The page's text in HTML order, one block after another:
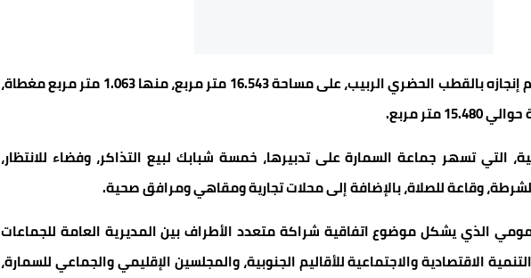
وأقيم هذا المشروع الذي تم إنجازه بالقطب الحضري الربيب، على مساحة 16.543 متر مربع، منها 1.063 متر مربع مغطاة،
متر مربع.
التي تسهر جماعة السمارة على تدبيرها، خمسة شبابك لبيع التذاكر، وفضاء للانتظار،
وقاعة للصلاة، بالإضافة إلى محلات تجارية ومقاهي ومرافق صحية.
الذي يشكل موضوع اتفاقية شراكة متعدد الأطراف بين المديرية العامة للجماعات
الاقتصادية والاجتماعية للأقاليم الجنوبية، والمجلسين الإقليمي والجماعي للسمارة،